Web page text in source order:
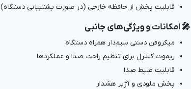
قابلیت پخش از حافظه خارجی (در صورت پشتیبانی دستگاه)
🎤 امکانات و ویژگی‌های جانبی
میکروفن دستی سیم‌دار همراه دستگاه
ریموت کنترل برای تنظیم راحت صدا و عملکردها
قابلیت ضبط صدا
پخش ملودی و آژیر هشدار